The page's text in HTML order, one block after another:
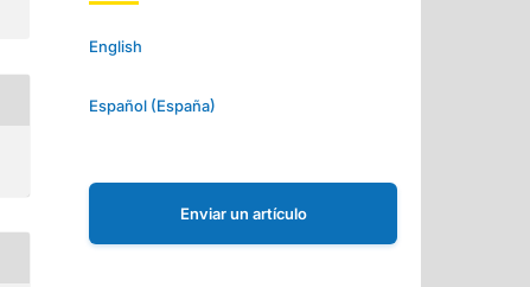
English
Español (España)
Enviar un artículo